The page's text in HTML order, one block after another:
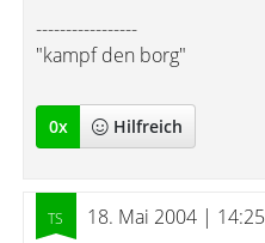
-----------------
"kampf den borg"
0x Hilfreich
18. Mai 2004 | 14:25